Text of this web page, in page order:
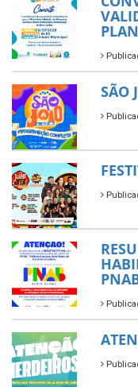
SÃO